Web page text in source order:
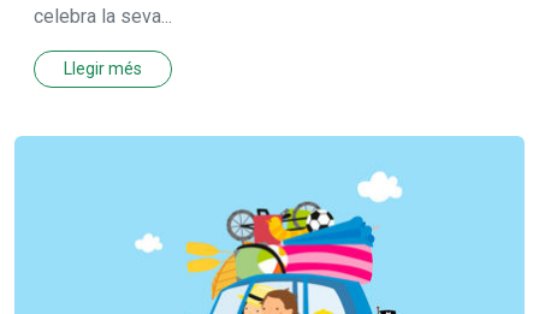
celebra la seva...
Llegir més